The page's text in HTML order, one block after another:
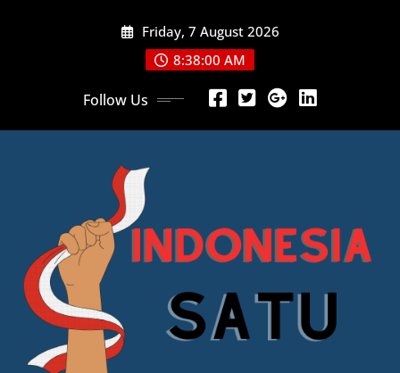
Friday, 7 August 2026
8:38:01 AM
Follow Us